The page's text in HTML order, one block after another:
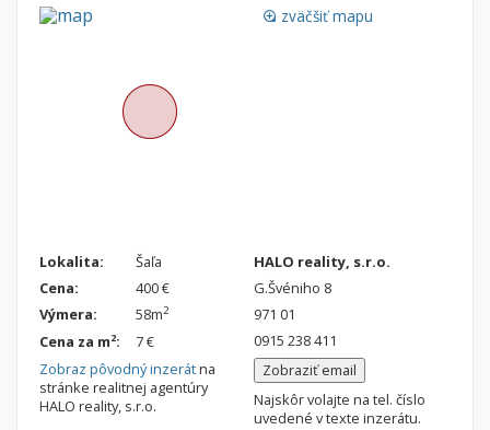
Rekreačné, reštauračné
Len s fotkou
loupe zväčšiť mapu
Lokalita:
Šaľa
Cena:
400 €
Výmera:
58m2
Cena za m2:
7 €
Zobraz pôvodný inzerátna
stránke realitnej agentúry
HALO reality, s.r.o.
HALO reality, s.r.o.
G.Švéniho 8
971 01
0915 238 411
Zobraziť email
Najskôr volajte na tel. číslo
uvedené v texte inzerátu.